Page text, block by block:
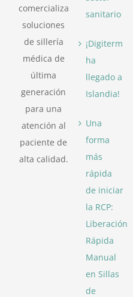
comercializa
soluciones
de sillería
médica de
última
generación
para una
atención al
paciente de
alta calidad.
sanitario
¡Digiterm
ha
llegado a
Islandia!
Una
forma
más
rápida
de iniciar
la RCP:
Liberación
Rápida
Manual
en Sillas
de